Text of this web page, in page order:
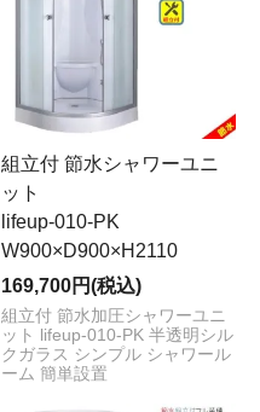
組立付 節水シャワーユニ
ット
lifeup-010-PK
W900×D900×H2110
169,700円(税込)
組立付 節水加圧シャワーユニ
ット lifeup-010-PK 半透明シル
クガラス シンプル シャワール
ーム 簡単設置